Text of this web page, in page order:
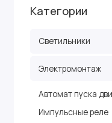
Категории
Светильники
Электромонтаж
Автомат пуска
Импульсные реле